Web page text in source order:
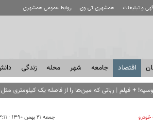
و تبلیغات همشهری تی وی روابط عمومی همشهری
اقتصاد جامعه شهر محله زندگی
جمعه ۲۱ بهمن ۱۳۹۰ - ۱۳:۱۱